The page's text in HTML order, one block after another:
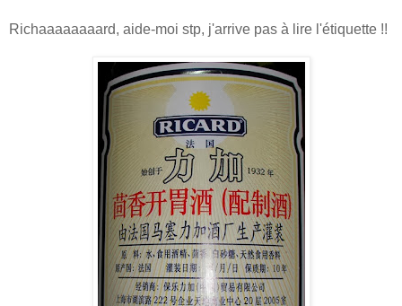
Richaaaaaaaard, aide-moi stp, j'arrive pas à lire l'étiquette !!